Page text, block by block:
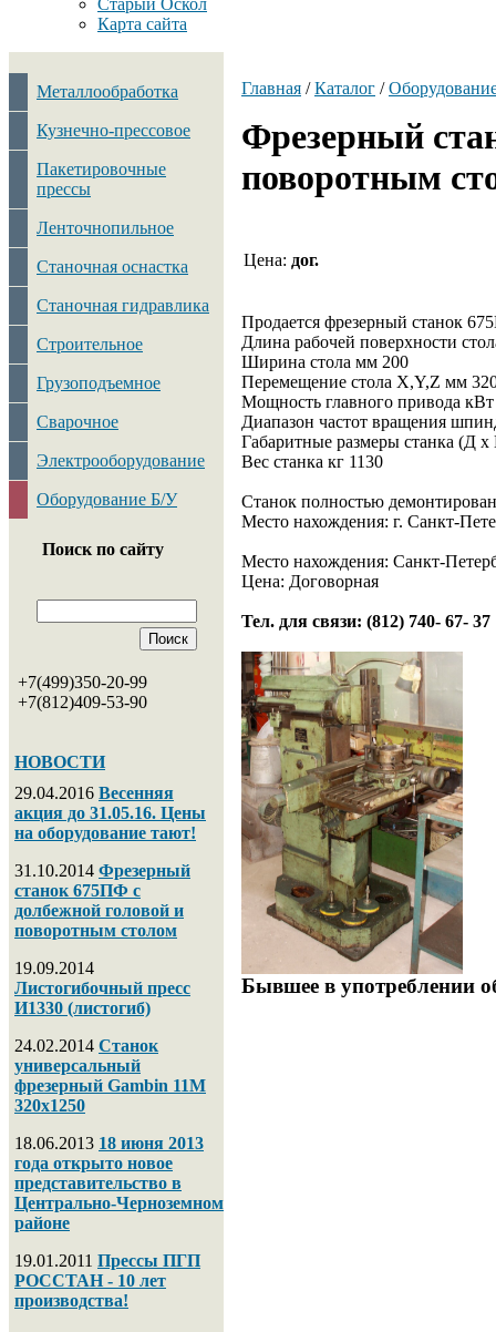
Старый Оскол
Карта сайта
Металлообработка
Кузнечно-прессовое
Пакетировочные
прессы
Ленточнопильное
Станочная оснастка
Станочная гидравлика
Строительное
Грузоподъемное
Сварочное
Электрооборудование
Оборудование Б/У
Поиск по сайту
+7(499)350-20-99
+7(812)409-53-90
НОВОСТИ
29.04.2016 Весенняя
акция до 31.05.16. Цены
на оборудование тают!
31.10.2014 Фрезерный
станок 675ПФ с
долбежной головой и
поворотным столом
19.09.2014
Листогибочный пресс
И1330 (листогиб)
24.02.2014 Станок
универсальный
фрезерный Gambin 11M
320х1250
18.06.2013 18 июня 2013
года открыто новое
представительство в
Центрально-Черноземном
районе
19.01.2011 Прессы ПГП
РОССТАН - 10 лет
производства!
Главная /Каталог /
Фрезерный
поворотным
Цена: дог.
Продается фрезерный станок
Длина рабочей поверхности
Ширина стола мм 200
Перемещение стола X,Y,Z мм
Мощность главного привода
Диапазон частот вращения
Габаритные размеры станка (Д
Вес станка кг 1130
Станок полностью
Место нахождения: г. Санкт-
Место нахождения: Санкт-
Цена: Договорная
Тел. для связи: (812) 740- 67- 37
Бывшее в употреблении